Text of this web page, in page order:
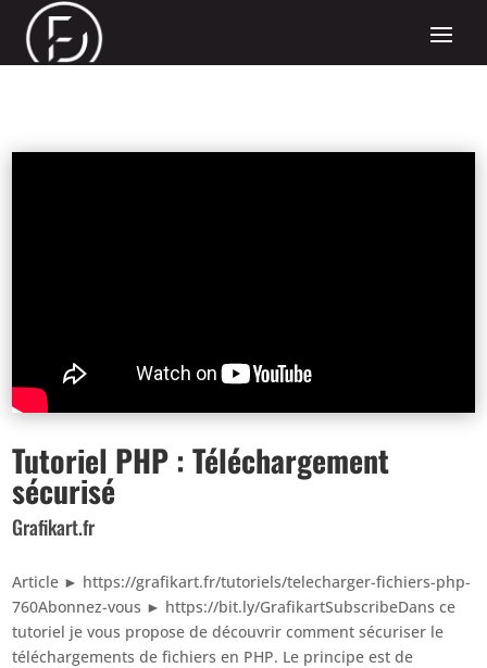
Tutoriel PHP : Téléchargement
sécurisé
Grafikart.fr
Article ► https://grafikart.fr/tutoriels/telecharger-fichiers-php-
760Abonnez-vous ► https://bit.ly/GrafikartSubscribeDans ce
tutoriel je vous propose de découvrir comment sécuriser le
téléchargements de fichiers en PHP. Le principe est de